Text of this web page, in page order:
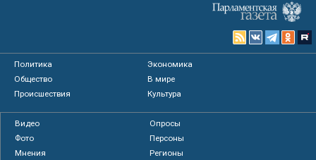
Политика
Экономика
Общество
В мире
Происшествия
Культура
Видео
Опросы
Фото
Персоны
Мнения
Регионы